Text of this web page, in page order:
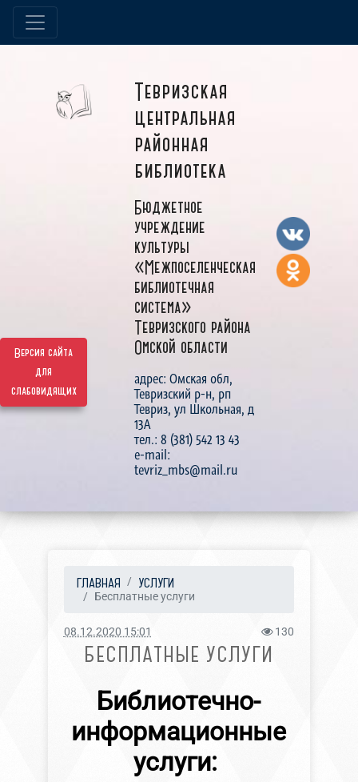
Версия сайта
для
слабовидящих
Тевризская
центральная
районная
библиотека
Бюджетное
учреждение
культуры
«Межпоселенческая
библиотечная
система»
Тевризского района
Омской области
адрес: Омская обл,
Тевризский р-н, рп
Тевриз, ул Школьная, д
13А
тел.: 8 (381) 542 13 43
e-mail:
tevriz_mbs@mail.ru
ГЛАВНАЯ УСЛУГИ
Бесплатные услуги
08.12.2020 15:01 130
БЕСПЛАТНЫЕ УСЛУГИ
Библиотечно-
информационные
услуги: